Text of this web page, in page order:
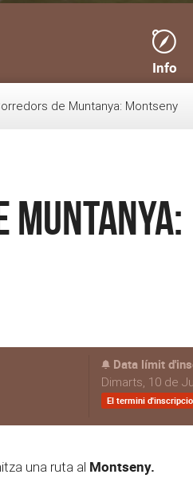
Info
de Muntanya: Montseny
Muntanya:
Data límit
Dimarts, 10 de
El termini
una ruta al Montseny.